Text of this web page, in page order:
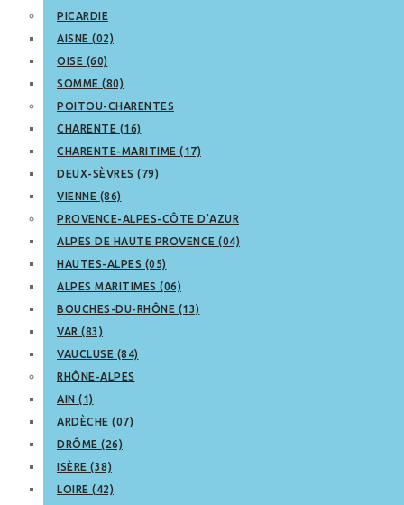
PICARDIE
AISNE (02)
OISE (60)
SOMME (80)
POITOU-CHARENTES
CHARENTE (16)
CHARENTE-MARITIME (17)
DEUX-SÈVRES (79)
VIENNE (86)
PROVENCE-ALPES-CÔTE D’AZUR
ALPES DE HAUTE PROVENCE (04)
HAUTES-ALPES (05)
ALPES MARITIMES (06)
BOUCHES-DU-RHÔNE (13)
VAR (83)
VAUCLUSE (84)
RHÔNE-ALPES
AIN (1)
ARDÈCHE (07)
DRÔME (26)
ISÈRE (38)
LOIRE (42)